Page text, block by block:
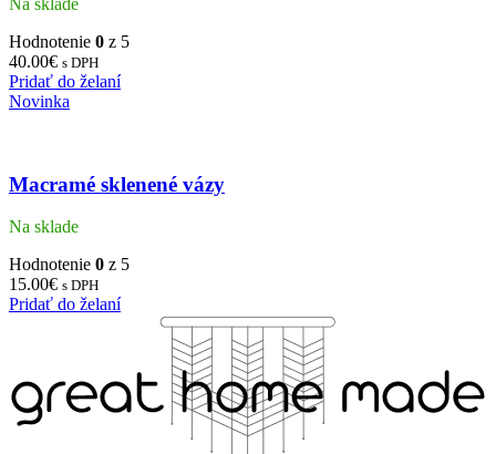
Hodnotenie 0 z 5
40.00€ s DPH
Pridať do želaní
Novinka
Macramé sklenené vázy
Na sklade
Hodnotenie 0 z 5
15.00€ s DPH
Pridať do želaní